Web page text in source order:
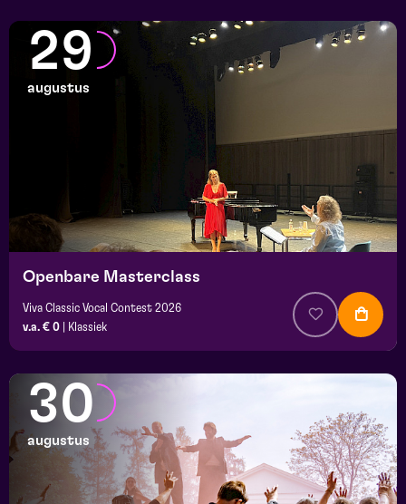
29
augustus
Openbare Masterclass
Viva Classic Vocal Contest 2026
v.a. € 0
Klassiek
30
augustus